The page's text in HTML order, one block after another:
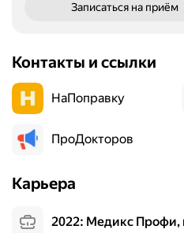
Записаться на приём
Контакты и ссылки
НаПоправку
ПроДокторов
Карьера
2022: Медикс